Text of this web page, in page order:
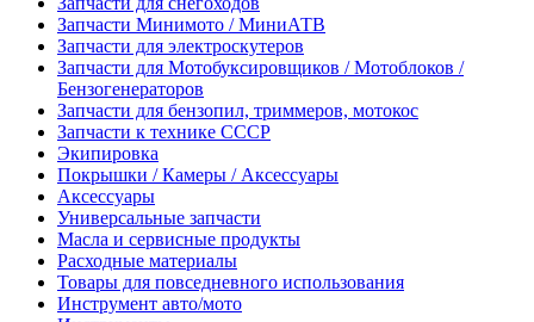
Запчасти Минимото / МиниАТВ
Запчасти для электроскутеров
Запчасти для Мотобуксировщиков / Мотоблоков /
Бензогенераторов
Запчасти для бензопил, триммеров, мотокос
Запчасти к технике СССР
Экипировка
Покрышки / Камеры / Аксессуары
Аксессуары
Универсальные запчасти
Масла и сервисные продукты
Расходные материалы
Товары для повседневного использования
Инструмент авто/мото